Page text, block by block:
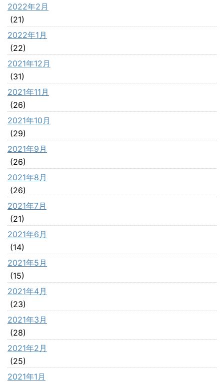
2022年2月
(21)
2022年1月
(22)
2021年12月
(31)
2021年11月
(26)
2021年10月
(29)
2021年9月
(26)
2021年8月
(26)
2021年7月
(21)
2021年6月
(14)
2021年5月
(15)
2021年4月
(23)
2021年3月
(28)
2021年2月
(25)
2021年1月